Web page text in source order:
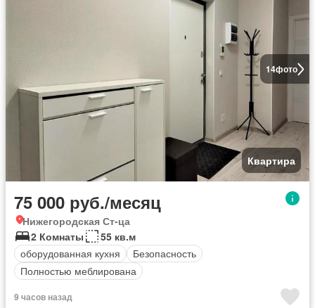
14фото
Квартира
75 000 руб./месяц
Нижегородская Ст-ца
2 Комнаты
55 кв.м
оборудованная кухня
Безопасность
Полностью меблирована
9 часов назад